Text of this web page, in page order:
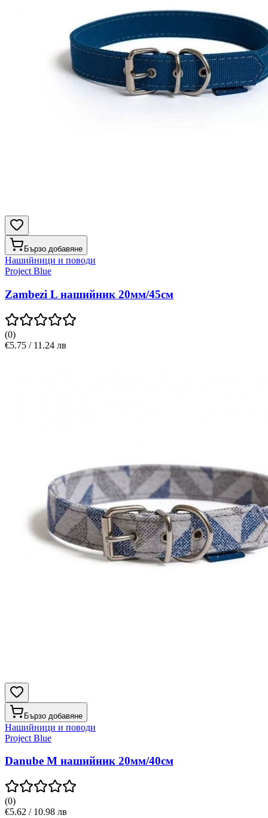
Бързо добавяне
Нашийници и поводи
Project Blue
Zambezi L нашийник 20мм/45см
(0)
€5.75 / 11.24 лв
Бързо добавяне
Нашийници и поводи
Project Blue
Danube M нашийник 20мм/40см
(0)
€5.62 / 10.98 лв